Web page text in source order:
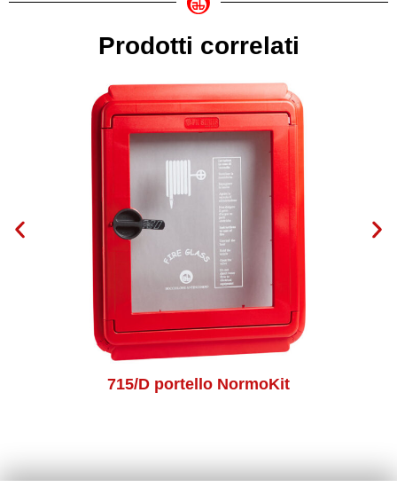
Prodotti correlati
715/D portello NormoKit